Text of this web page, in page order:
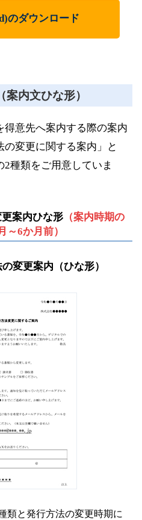
のダウンロード
内文ひな形）
意先へ案内する際の案内
変更に関する案内」と
2種類をご用意していま
案内ひな形 （案内時期の
～6か月前）
変更案内（ひな形）
類と発行方法の変更時期に